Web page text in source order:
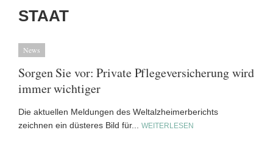
STAAT
News
Sorgen Sie vor: Private Pflegeversicherung wird
immer wichtiger
Die aktuellen Meldungen des Weltalzheimerberichts
zeichnen ein düsteres Bild für... WEITERLESEN